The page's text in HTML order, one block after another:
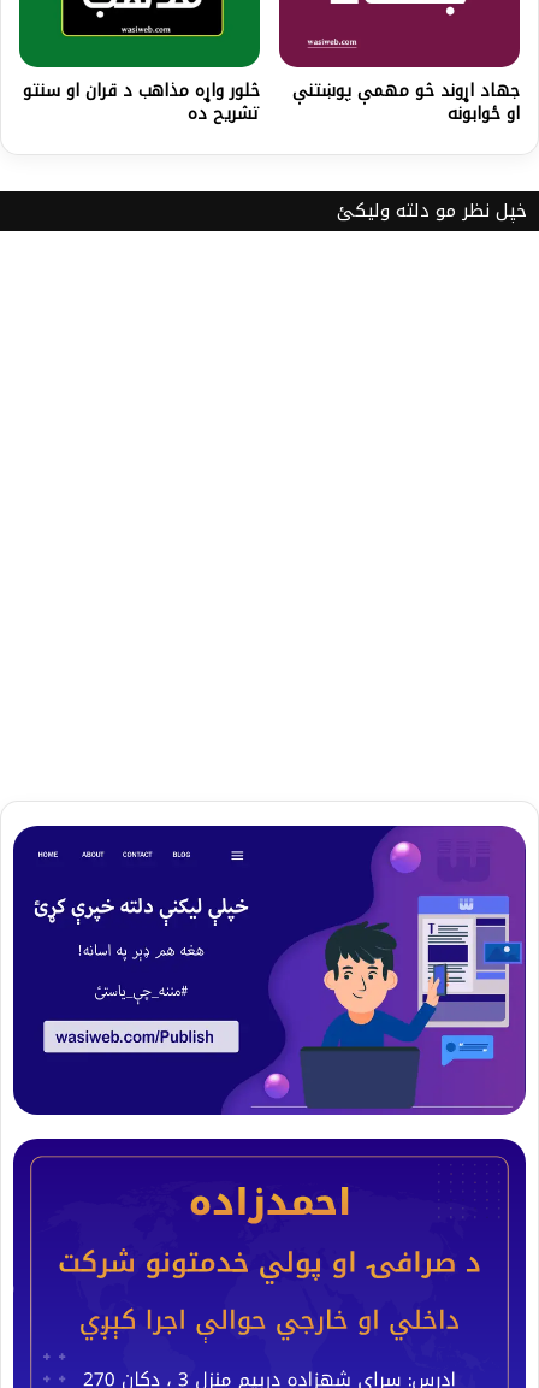
جهاد اړوند څو مهمې پوښتنې
او ځوابونه
څلور واړه مذاهب د قران او سنتو
تشريح ده
خپل نظر مو دلته ولیکئ